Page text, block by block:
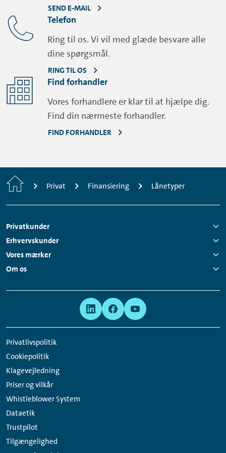
SEND E-MAIL
Telefon
Ring til os. Vi vil med glæde besvare alle
dine spørgsmål.
RING TIL OS
Find forhandler
Vores forhandlere er klar til at hjælpe dig.
Find din nærmeste forhandler.
FIND FORHANDLER
Home Privat Finansiering Lånetyper
Footer
Navigation
Privatkunder
Links:
Erhvervskunder
Links:
Vores mærker
Links:
Om os
Privatlivspolitik
Cookiepolitik
Klagevejledning
Priser og vilkår
Whistleblower System
Dataetik
Trustpilot
Tilgængelighed
Network
Links